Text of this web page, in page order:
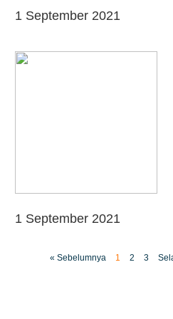
1 September 2021
1 September 2021
« Sebelumnya 1 2 3